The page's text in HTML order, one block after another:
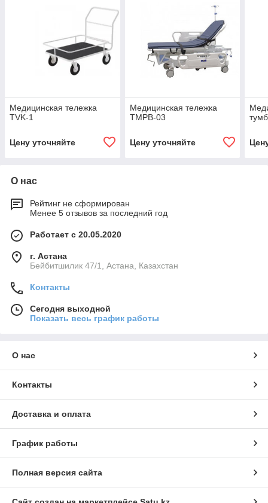
Медицинская тележка
TVK-1
Цену уточняйте
Медицинская тележка
TMPB-03
Цену уточняйте
О нас
Рейтинг не сформирован
Менее 5 отзывов за последний год
Работает с 20.05.2020
г. Астана
Бейбитшилик 47/1, Астана, Казахстан
Контакты
Сегодня выходной
Показать весь график работы
О нас
Контакты
Доставка и оплата
График работы
Полная версия сайта